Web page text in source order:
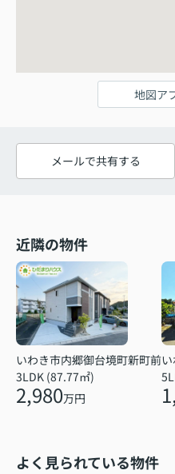
地図ア
メールで共有する
近隣の物件
いわき市内郷御台境町新町前
3LDK (87.77㎡)
2,980万円
よく見られている物件